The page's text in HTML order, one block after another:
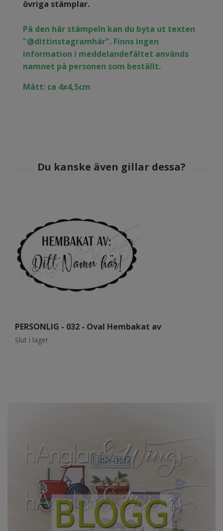
övriga stämplar.
På den här stämpeln kan du byta ut texten
"@dittinstagramhär". Finns ingen
information i meddelandefältet används
namnet på personen som beställt.
Mått: ca 4x4,5cm
PERSONLIG - 032 - Oval Hembakat av
Slut i lager